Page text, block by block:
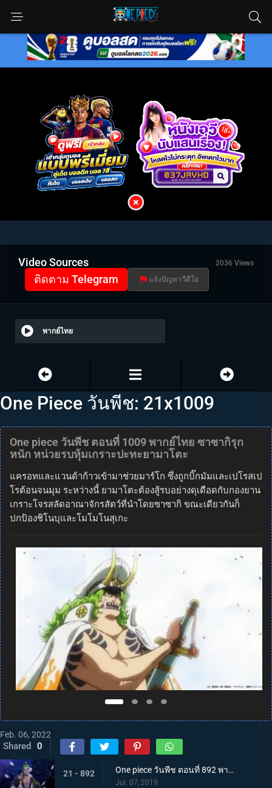
Video Sources 2036 Views
ติดตาม Telegram แจ้งปัญหาวีดีโอ
พากย์ไทย
One Piece วันพีช: 21x1009
One piece วันพีช ตอนที่ 1009 พากย์ไทย ซาซากิรุก
หนัก หน่วยรบหุ้มเกราะปะทะยามาโตะ
แครอทและแวนด้าก้าวเข้ามาช่วยมาร์โก ซึ่งถูกบิ๊กมัมและเปโรสเป
โรต้อนจนมุม ระหว่างนี้ ยามาโตะต้องสู้รบอย่างดุเดือดกับกองยาน
เกราะโจรสลัดอาณาจักรสัตว์ที่นำโดยซาซากิ ขณะเดียวกันก็
ปกป้องชิโนบุและโมโมโนสุเกะ
Feb. 06, 2022
Shared 0
21 - 892 One piece วันพีช ตอนที่ 892 พากย์ไทย แคว้นวาโนะคุนิ! สู่แคว้นแห่งซามูไร
Jul. 07, 2019